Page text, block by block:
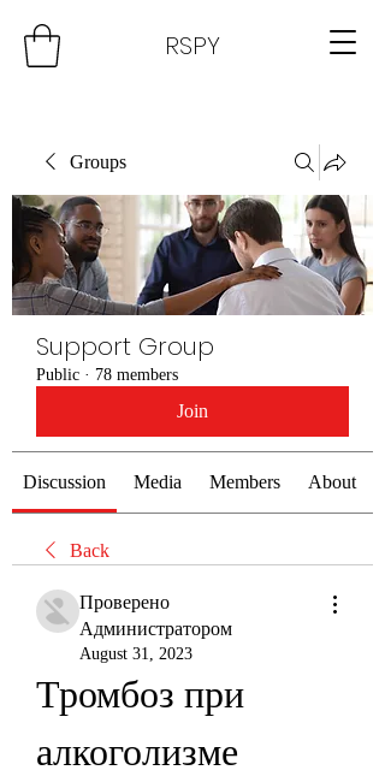
RSPY
Groups
Support Group
Public · 78 members
Join
Discussion Media Members About
Back
Проверено
Администратором
August 31, 2023
Тромбоз при
алкоголизме